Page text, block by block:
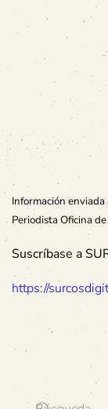
Información
Periodista Oficina
Suscríbase a
https://